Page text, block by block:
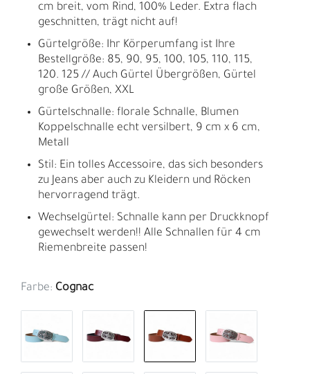
cm breit, vom Rind, 100% Leder. Extra flach
geschnitten, trägt nicht auf!
Gürtelgröße: Ihr Körperumfang ist Ihre
Bestellgröße: 85, 90, 95, 100, 105, 110, 115,
120. 125 // Auch Gürtel Übergrößen, Gürtel
große Größen, XXL
Gürtelschnalle: florale Schnalle, Blumen
Koppelschnalle echt versilbert, 9 cm x 6 cm,
Metall
Stil: Ein tolles Accessoire, das sich besonders
zu Jeans aber auch zu Kleidern und Röcken
hervorragend trägt.
Wechselgürtel: Schnalle kann per Druckknopf
gewechselt werden!! Alle Schnallen für 4 cm
Riemenbreite passen!
Farbe: Cognac